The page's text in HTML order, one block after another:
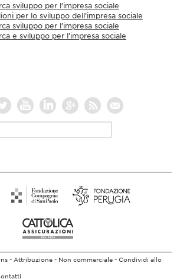
sviluppo per l’impresa sociale
per lo sviluppo dell’impresa sociale
sviluppo per l’impresa sociale
e sviluppo per l’impresa sociale
- Attribuzione - Non commerciale - Condividi allo